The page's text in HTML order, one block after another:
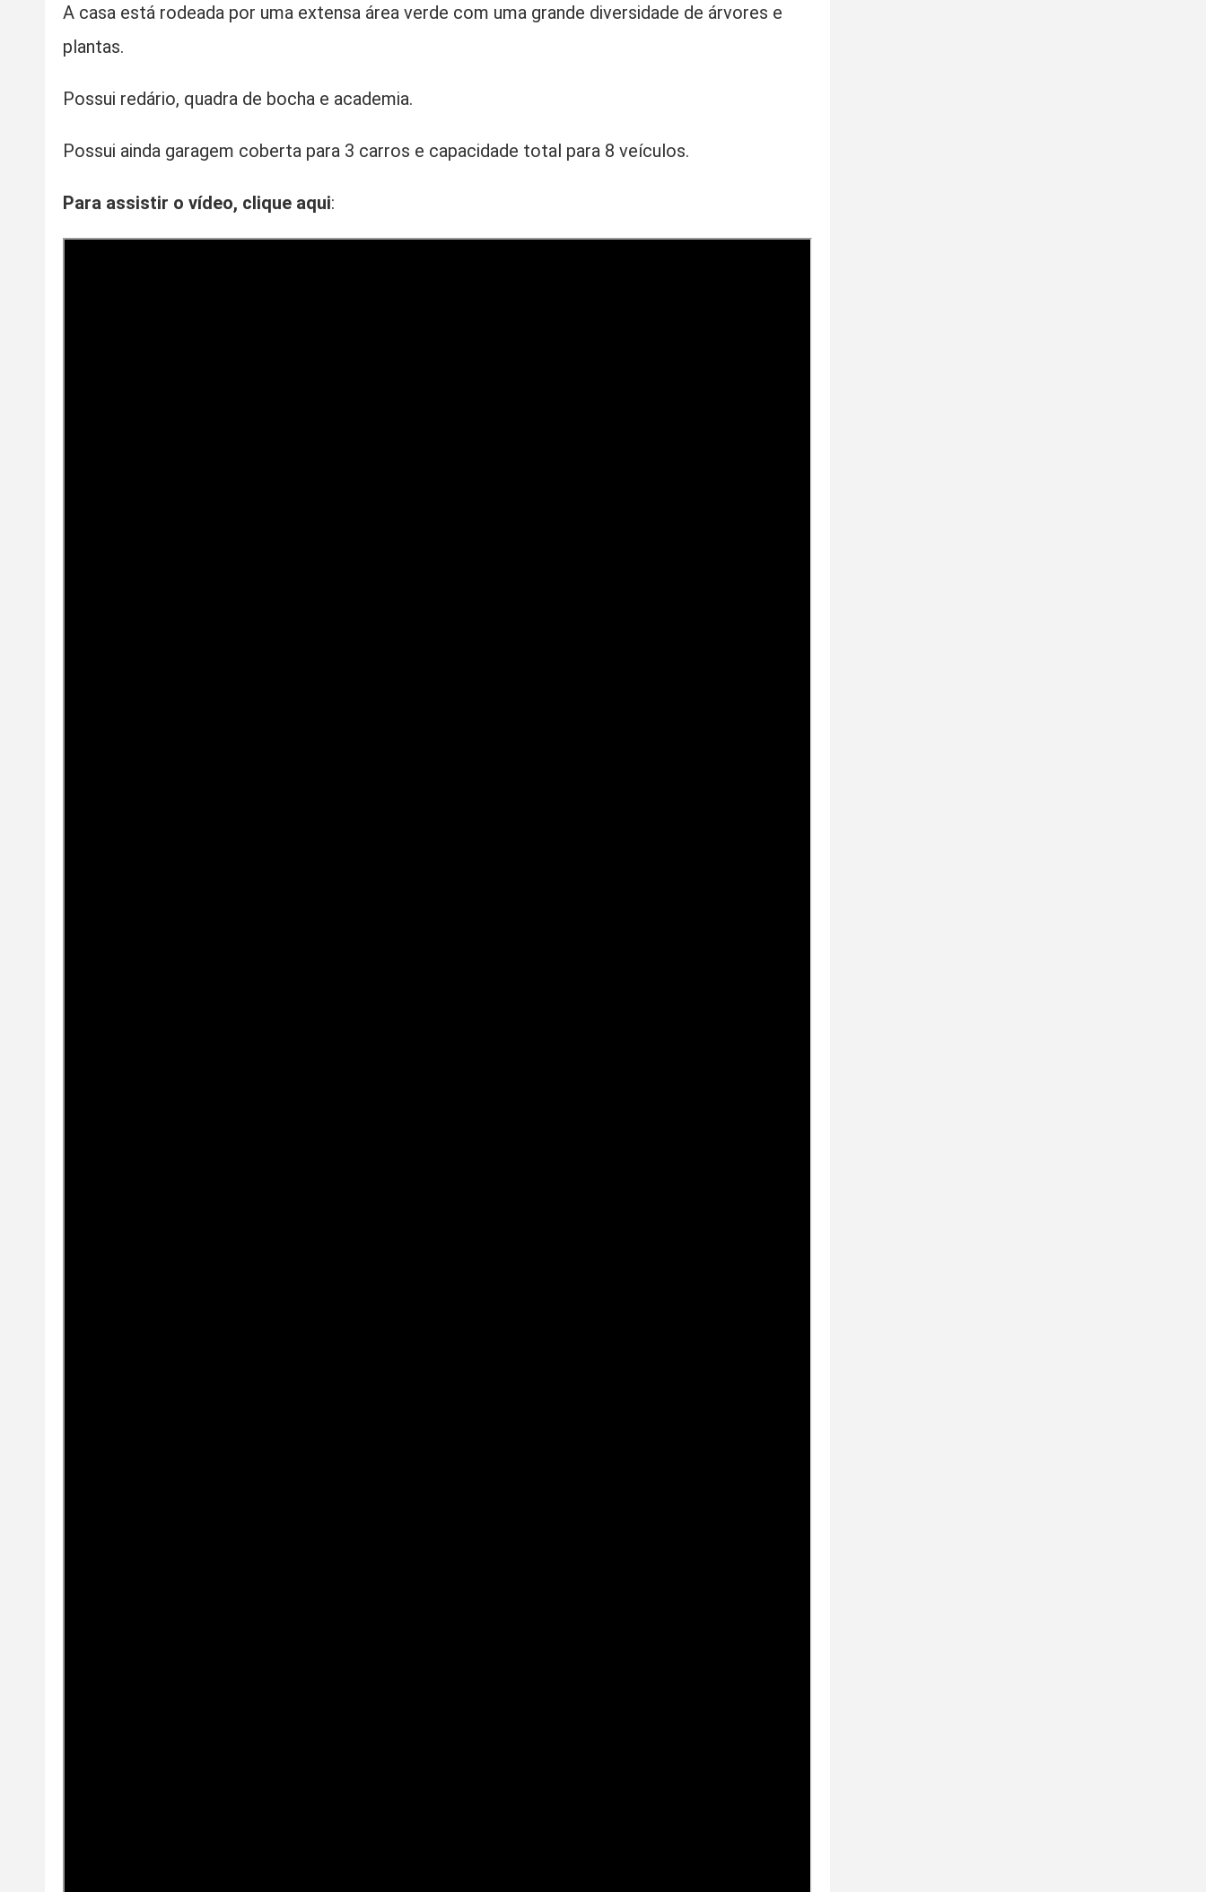
A casa está rodeada por uma extensa área verde com uma grande diversidade de árvores e
plantas.
Possui redário, quadra de bocha e academia.
Possui ainda garagem coberta para 3 carros e capacidade total para 8 veículos.
Para assistir o vídeo, clique aqui: